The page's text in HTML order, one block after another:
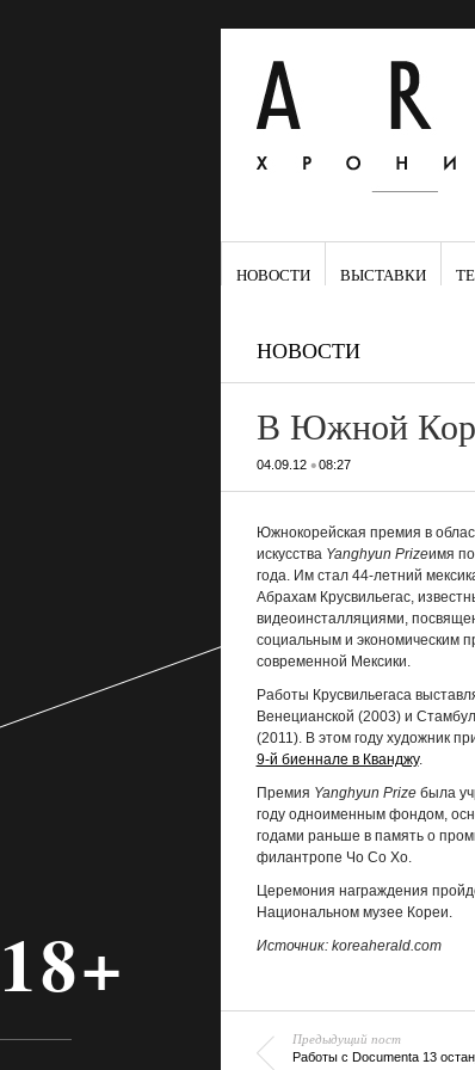
НОВОСТИ ВЫСТАВКИ
НОВОСТИ
В Южной
04.09.12•08:27
Южнокорейская премия в
искусства Yanghyun Prizeимя
года. Им стал 44-летний
Абрахам Крусвильегас,
видеоинсталляциями,
социальным и экономическим
современной Мексики.
Работы Крусвильегаса
Венецианской (2003) и
(2011). В этом году художник
9-й биеннале в Кванджу.
Премия Yanghyun Prizeбыла
году одноименным фондом,
годами раньше в память о
филантропе Чо Со Хо.
Церемония награждения
Национальном музее Кореи.
Источник: koreaherald.com
Предыдущий пост
Работы с Documenta 13
18+